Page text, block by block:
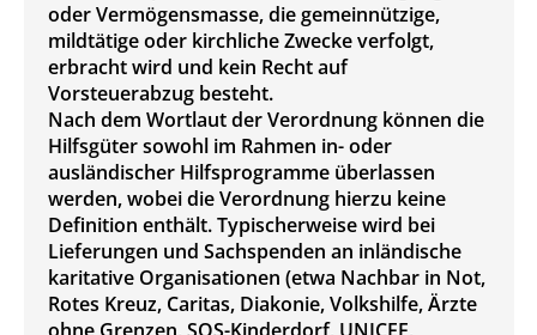
oder Vermögensmasse, die gemeinnützige,
mildtätige oder kirchliche Zwecke verfolgt,
erbracht wird und kein Recht auf
Vorsteuerabzug besteht.
Nach dem Wortlaut der Verordnung können die
Hilfsgüter sowohl im Rahmen in- oder
ausländischer Hilfsprogramme überlassen
werden, wobei die Verordnung hierzu keine
Definition enthält. Typischerweise wird bei
Lieferungen und Sachspenden an inländische
karitative Organisationen (etwa Nachbar in Not,
Rotes Kreuz, Caritas, Diakonie, Volkshilfe, Ärzte